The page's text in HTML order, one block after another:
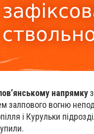
напрямку
залпового вогню
і Курульки